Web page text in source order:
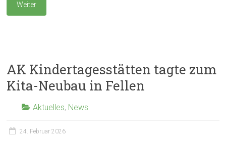
Weiter
AK Kindertagesstätten tagte zum
Kita-Neubau in Fellen
Aktuelles, News
24. Februar 2026